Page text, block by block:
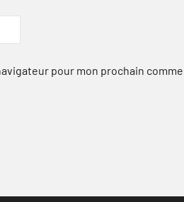
pour mon prochain